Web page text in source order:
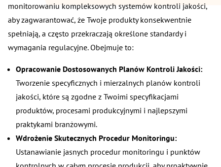
monitorowaniu kompleksowych systemów kontroli jakości,
aby zagwarantować, że Twoje produkty konsekwentnie
spełniają, a często przekraczają określone standardy i
wymagania regulacyjne. Obejmuje to:
Opracowanie Dostosowanych Planów Kontroli Jakości:
Tworzenie specyficznych i mierzalnych planów kontroli
jakości, które są zgodne z Twoimi specyfikacjami
produktów, procesami produkcyjnymi i najlepszymi
praktykami branżowymi.
Wdrożenie Skutecznych Procedur Monitoringu:
Ustanawianie jasnych procedur monitoringu i punktów